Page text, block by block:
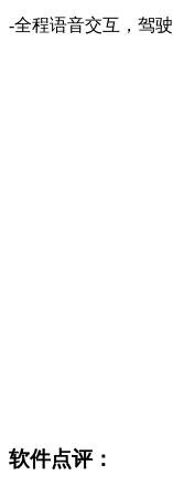
-全程语音交互，驾
软件点评：